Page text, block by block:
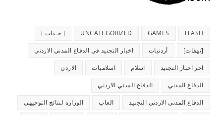
FLASH
GAMES
UNCATEGORIZED [ جـذاب ]
[نهفات] أردنيات اخبار التجنيد في الدفاع المدني الاردني
اخر اخبار التجنيد اسلام اسلاميات الاردن
الدفاع المدني الدفاع المدني الاردني
الدفاع المدني الاردني التجنيد العاب الوزاره لنتائج التوجيهي